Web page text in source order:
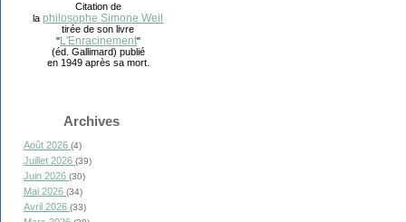
Citation de
laphilosophe Simone Weil
tirée de son livre
"L'Enracinement"
(éd. Gallimard) publié
en 1949 après sa mort.
Archives
Août 2026 (4)
Juillet 2026 (39)
Juin 2026 (30)
Mai 2026 (34)
Avril 2026 (33)